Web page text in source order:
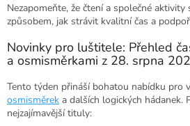
Nezapomeňte, že čtení a společné
způsobem, jak strávit kvalitní čas a
Novinky pro luštitele: Přehled
a osmisměrkami z 28. srpna
Tento týden přináší bohatou nabídku pro
osmisměrek a dalších logických hádanek.
nejzajímavější tituly: